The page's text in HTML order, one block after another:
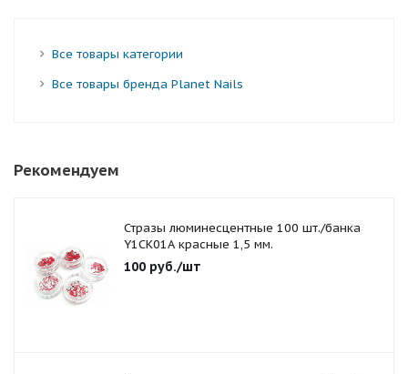
Все товары категории
Все товары бренда Planet Nails
Рекомендуем
Стразы люминесцентные 100 шт./банка
Y1CK01A красные 1,5 мм.
100 руб./шт